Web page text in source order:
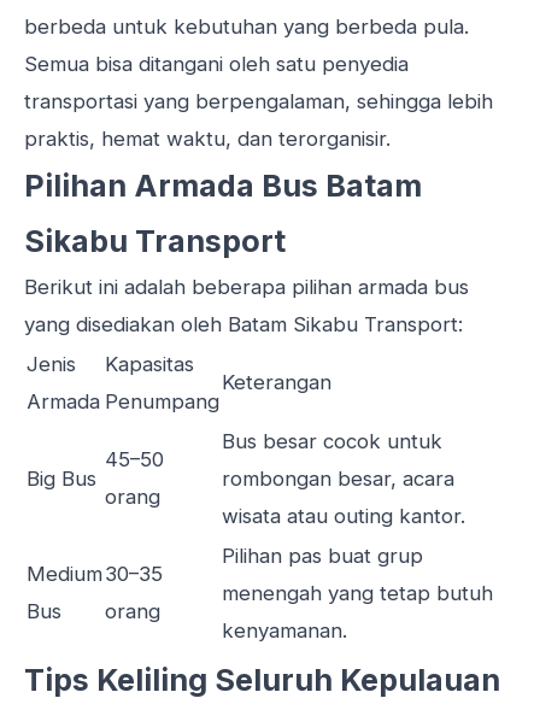
berbeda untuk kebutuhan yang berbeda pula.
Semua bisa ditangani oleh satu penyedia
transportasi yang berpengalaman, sehingga lebih
praktis, hemat waktu, dan terorganisir.
Pilihan Armada Bus Batam
Sikabu Transport
Berikut ini adalah beberapa pilihan armada bus
yang disediakan oleh Batam Sikabu Transport:
Jenis
Armada
Kapasitas
Penumpang
Keterangan
Big Bus
45–50
orang
Bus besar cocok untuk
rombongan besar, acara
wisata atau outing kantor.
Medium
Bus
30–35
orang
Pilihan pas buat grup
menengah yang tetap butuh
kenyamanan.
Tips Keliling Seluruh Kepulauan